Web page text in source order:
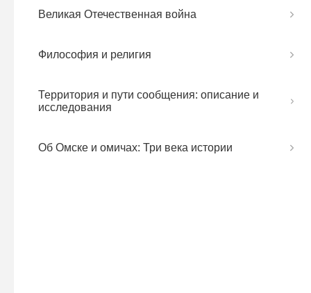
Великая Отечественная война
Философия и религия
Территория и пути сообщения: описание и
исследования
Об Омске и омичах: Три века истории